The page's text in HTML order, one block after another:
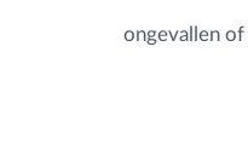
ongevallen